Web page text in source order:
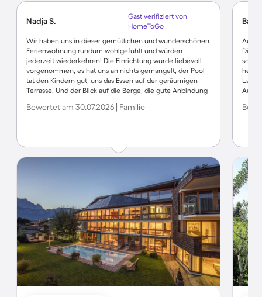
Nadja S.
Gast verifiziert von
HomeToGo
Wir haben uns in dieser gemütlichen und wunderschönen
Ferienwohnung rundum wohlgefühlt und würden
jederzeit wiederkehren! Die Einrichtung wurde liebevoll
vorgenommen, es hat uns an nichts gemangelt, der Pool
tat den Kindern gut, uns das Essen auf der geräumigen
Terrasse. Und der Blick auf die Berge, die gute Anbindung
Bewertet am 30.07.2026 | Familie
Auch
Die
so
Lage